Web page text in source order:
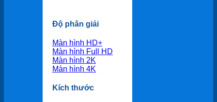
Độ phân giải
Màn hình HD+
Màn hình Full HD
Màn hình 2K
Màn hình 4K
Kích thước